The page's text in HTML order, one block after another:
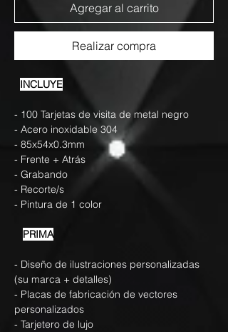
Agregar al carrito
Realizar compra
INCLUYE
- 100 Tarjetas de visita de metal negro
- Acero inoxidable 304
- 85x54x0.3mm
- Frente + Atrás
- Grabando
- Recorte/s
- Pintura de 1 color
PRIMA
- Diseño de ilustraciones personalizadas
(su marca + detalles)
- Placas de fabricación de vectores
personalizados
- Tarjetero de lujo